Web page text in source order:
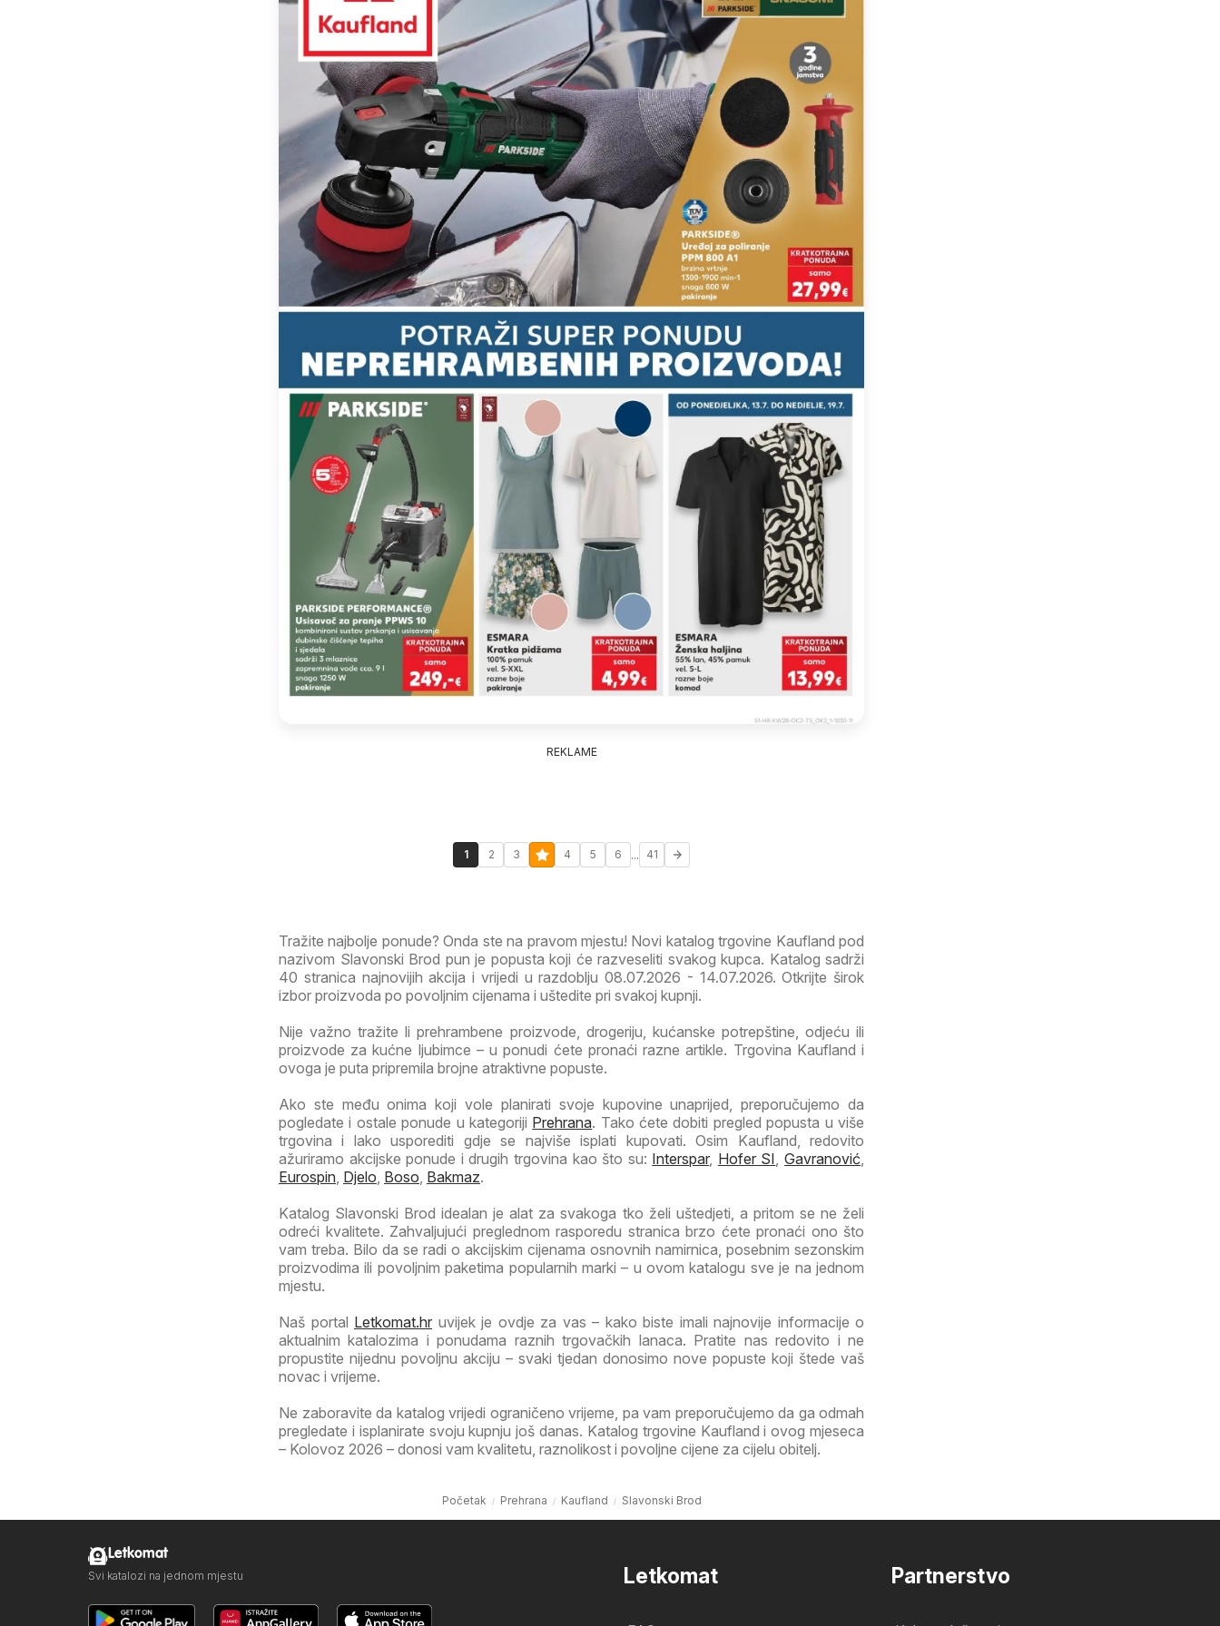
REKLAME
1 2 3 4 5 6 ... 41
Tražite najbolje ponude? Onda ste na pravom mjestu! Novi katalog trgovine Kaufland pod
nazivom Slavonski Brod pun je popusta koji će razveseliti svakog kupca. Katalog sadrži
40 stranica najnovijih akcija i vrijedi u razdoblju 08.07.2026 - 14.07.2026. Otkrijte širok
izbor proizvoda po povoljnim cijenama i uštedite pri svakoj kupnji.
Nije važno tražite li prehrambene proizvode, drogeriju, kućanske potrepštine, odjeću ili
proizvode za kućne ljubimce – u ponudi ćete pronaći razne artikle. Trgovina Kaufland i
ovoga je puta pripremila brojne atraktivne popuste.
Ako ste među onima koji vole planirati svoje kupovine unaprijed, preporučujemo da
pogledate i ostale ponude u kategoriji Prehrana. Tako ćete dobiti pregled popusta u više
trgovina i lako usporediti gdje se najviše isplati kupovati. Osim Kaufland, redovito
ažuriramo akcijske ponude i drugih trgovina kao što su: Interspar, Hofer SI,Gavranović,
Eurospin, Djelo, Boso, Bakmaz.
Katalog Slavonski Brod idealan je alat za svakoga tko želi uštedjeti, a pritom se ne želi
odreći kvalitete. Zahvaljujući preglednom rasporedu stranica brzo ćete pronaći ono što
vam treba. Bilo da se radi o akcijskim cijenama osnovnih namirnica, posebnim sezonskim
proizvodima ili povoljnim paketima popularnih marki – u ovom katalogu sve je na jednom
mjestu.
Naš portal Letkomat.hr uvijek je ovdje za vas – kako biste imali najnovije informacije o
aktualnim katalozima i ponudama raznih trgovačkih lanaca. Pratite nas redovito i ne
propustite nijednu povoljnu akciju – svaki tjedan donosimo nove popuste koji štede vaš
novac i vrijeme.
Ne zaboravite da katalog vrijedi ograničeno vrijeme, pa vam preporučujemo da ga odmah
pregledate i isplanirate svoju kupnju još danas. Katalog trgovine Kaufland i ovog mjeseca
– Kolovoz 2026 – donosi vam kvalitetu, raznolikost i povoljne cijene za cijelu obitelj.
Početak Prehrana Kaufland Slavonski Brod
Letkomat Partnerstvo
Letkomat
Svi katalozi na jednom mjestu